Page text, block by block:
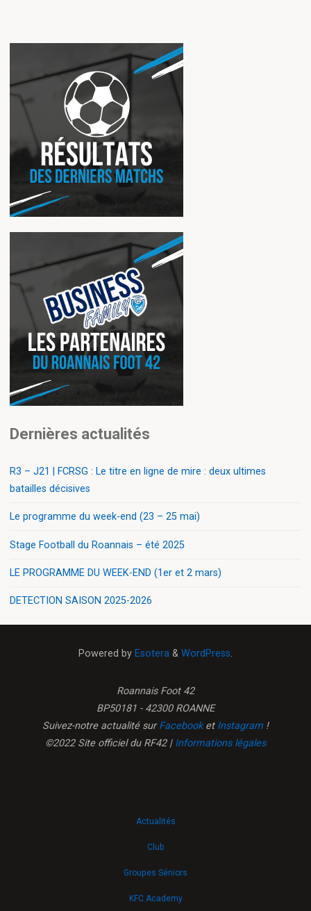
Dernières actualités
R3 – J21 | FCRSG : Le titre en ligne de mire : deux ultimes
batailles décisives
Le programme du week-end (23 – 25 mai)
Stage Football du Roannais – été 2025
LE PROGRAMME DU WEEK-END (1er et 2 mars)
DETECTION SAISON 2025-2026
Powered by Esotera & WordPress.
Roannais Foot 42
BP50181 - 42300 ROANNE
Suivez-notre actualité surFacebooket Instagram !
©2022 Site officiel du RF42 | Informations légales
Actualités
Club
Groupes Séniors
KFC Academy